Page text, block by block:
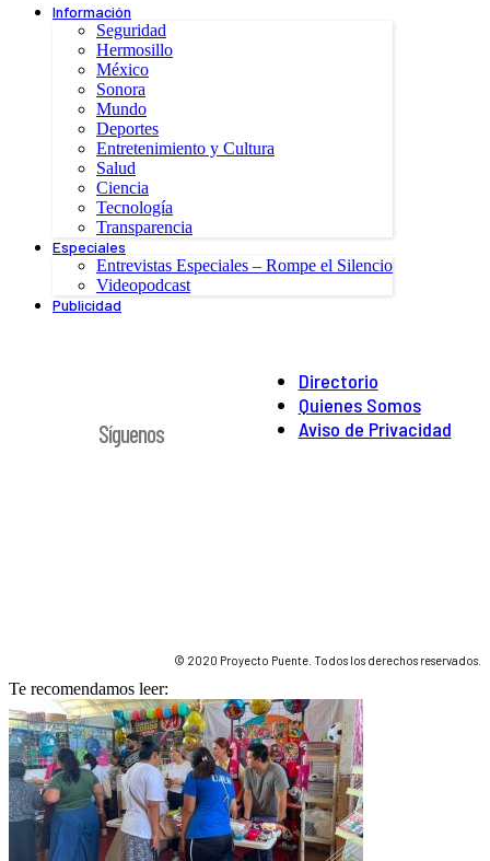
Información
Seguridad
Hermosillo
México
Sonora
Mundo
Deportes
Entretenimiento y Cultura
Salud
Ciencia
Tecnología
Transparencia
Especiales
Entrevistas Especiales – Rompe el Silencio
Videopodcast
Publicidad
Directorio
Quienes Somos
Aviso de Privacidad
Síguenos
© 2020 Proyecto Puente. Todos los derechos reservados.
Te recomendamos leer: